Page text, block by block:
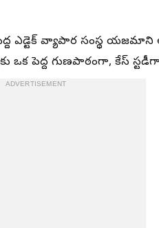
ఎడ్టెక్ వ్యాపార సంస్థ యజమాని
ఒక పెద్ద గుణపాఠంగా, కేస్
ADVERTISEMENT